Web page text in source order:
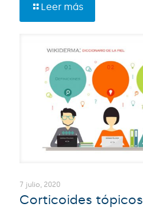
Leer más
7 julio, 2020
Corticoides tópicos